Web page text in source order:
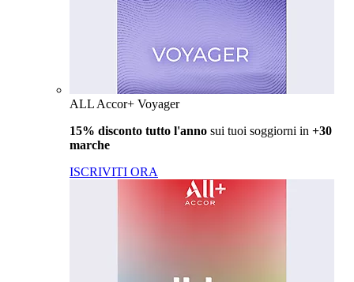
ALL Accor+ Voyager
15% disconto tutto l'anno sui tuoi soggiorni in +30
marche
ISCRIVITI ORA